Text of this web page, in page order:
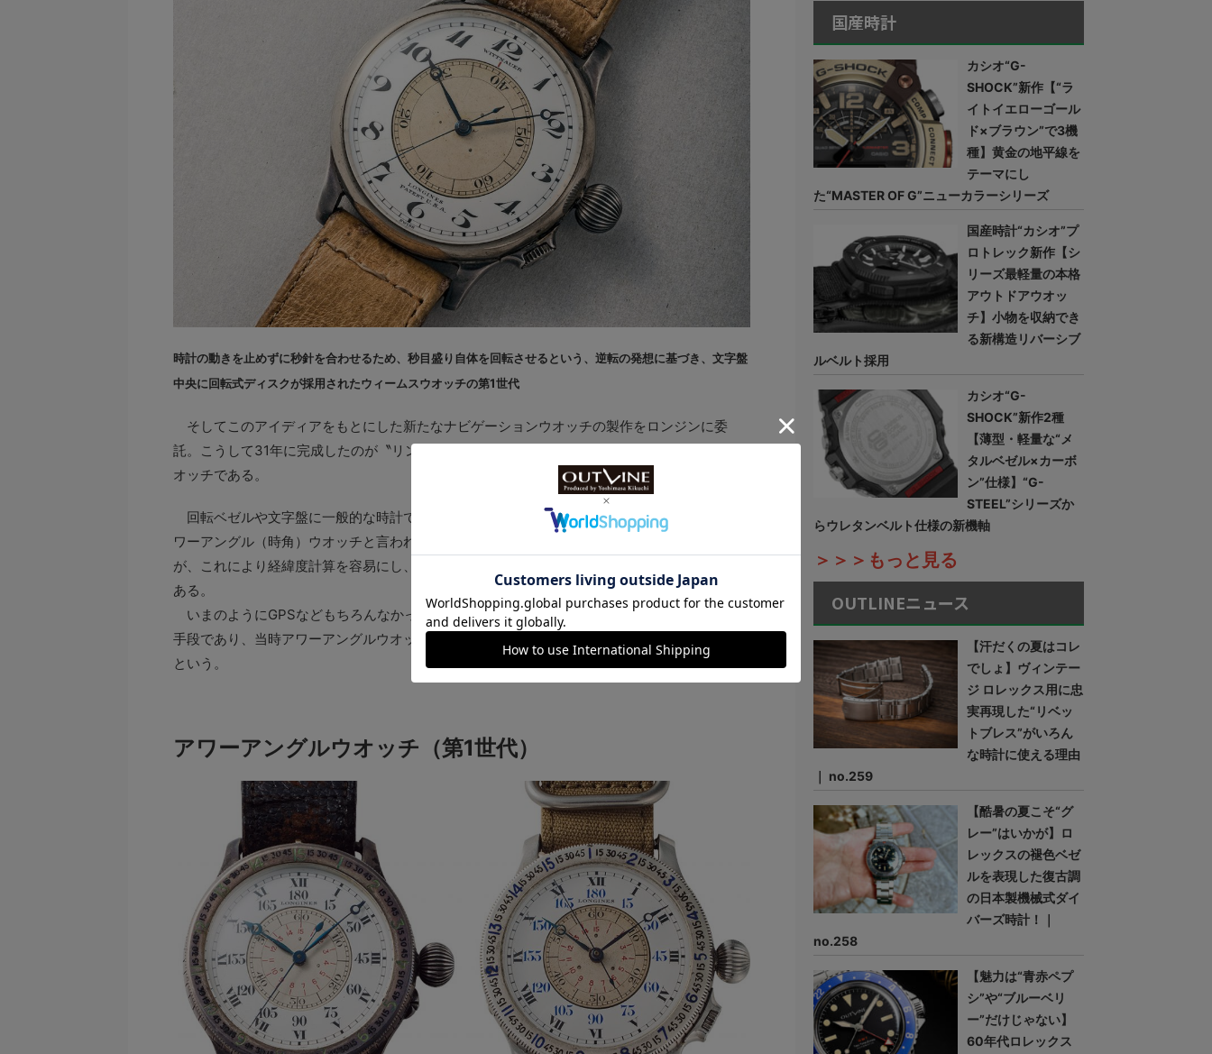
時計の動きを止めずに秒針を合わせるため、秒目盛り自体を回転させるという、逆転の発想に基づき、文字盤
中央に回転式ディスクが採用されたウィームスウオッチの第1世代
そしてこのアイディアをもとにした新たなナビゲーションウオッチの製作をロンジンに委
託。こうして31年に完成したのが〝リンドバーグウオッチ”の愛称で知られるアワーアングルウ
オッチである。
回転ベゼルや文字盤に一般的な時計では見られない数字が記されているが、これがまさにア
ワーアングル（時角）ウオッチと言われるゆえんだ。専門的な話になるため詳細は割愛する
が、これにより経緯度計算を容易にし、地理的な位置を正確に測定することを可能にしたので
ある。
いまのようにGPSなどもちろんなかった時代。この方式が最も迅速かつ正確に現在地を知る
手段であり、当時アワーアングルウオッチには、世界中のパイロットたちから注文が殺到した
という。
アワーアングルウオッチ（第1世代）
国産時計
カシオ“G-
SHOCK”新作【“ラ
イトイエローゴール
ド×ブラウン”で3機
種】黄金の地平線を
テーマにし
た“MASTER OF G”ニューカラーシリーズ
国産時計“カシオ”プ
ロトレック新作【シ
リーズ最軽量の本格
アウトドアウオッ
チ】小物を収納でき
る新構造リバーシブ
ルベルト採用
カシオ“G-
SHOCK”新作2種
【薄型・軽量な“メ
タルベゼル×カーボ
ン”仕様】“G-
STEEL”シリーズか
らウレタンベルト仕様の新機軸
＞＞＞もっと見る
OUTLINEニュース
【汗だくの夏はコレ
でしょ】ヴィンテー
ジ ロレックス用に忠
実再現した“リベッ
トブレス”がいろん
な時計に使える理由
｜ no.259
【酷暑の夏こそ“グ
レー”はいかが】ロ
レックスの褪色ベゼ
ルを表現した復古調
の日本製機械式ダイ
バーズ時計！｜
no.258
【魅力は“青赤ペプ
シ”や“ブルーベリ
ー”だけじゃない】
60年代ロレックス